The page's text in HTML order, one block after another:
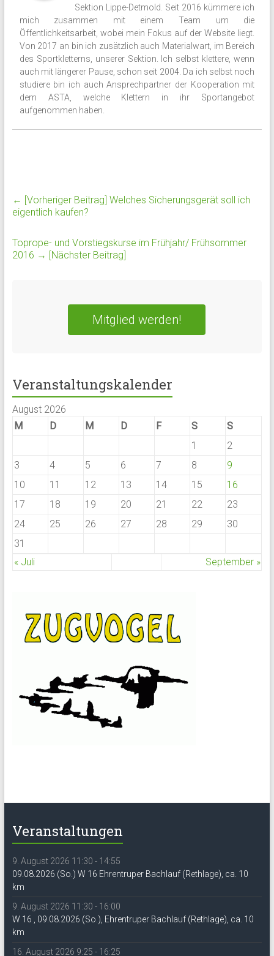
Sektion Lippe-Detmold. Seit 2016 kümmere ich
mich zusammen mit einem Team um die
Öffentlichkeitsarbeit, wobei mein Fokus auf der Website liegt.
Von 2017 an bin ich zusätzlich auch Materialwart, im Bereich
des Sportkletterns, unserer Sektion. Ich selbst klettere, wenn
auch mit längerer Pause, schon seit 2004. Da ich selbst noch
studiere bin ich auch Ansprechpartner der Kooperation mit
dem ASTA, welche Klettern in ihr Sportangebot
aufgenommen haben.
← [Vorheriger Beitrag] Welches Sicherungsgerät soll ich
eigentlich kaufen?
Toprope- und Vorstiegskurse im Frühjahr/ Frühsommer
2016 → [Nächster Beitrag]
Mitglied werden!
Veranstaltungskalender
August 2026
M
D M D F S
S
1
2
3
4 5 6 7 8
9
10
11 12 13 14 15
16
17
18 19 20 21 22
23
24
25 26 27 28 29
30
31
« Juli
September »
Veranstaltungen
9. August 2026 11:30 - 14:55
09.08.2026 (So.) W 16 Ehrentruper Bachlauf (Rethlage), ca. 10
km
9. August 2026 11:30 - 16:00
W 16 , 09.08.2026 (So.), Ehrentruper Bachlauf (Rethlage), ca. 10
km
16. August 2026 9:25 - 16:25